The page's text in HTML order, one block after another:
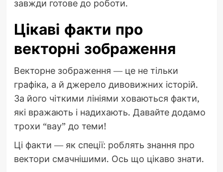
завжди готове до роботи.
Цікаві факти про
векторні зображення
Векторне зображення — це не тільки
графіка, а й джерело дивовижних історій.
За його чіткими лініями ховаються факти,
які вражають і надихають. Давайте додамо
трохи “вау” до теми!
Ці факти — як спеції: роблять знання про
вектори смачнішими. Ось що цікаво знати.